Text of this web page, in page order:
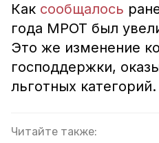
Как сообщалось
года МРОТ был
Это же изменение
господдержки,
льготных категорий.
Читайте также: